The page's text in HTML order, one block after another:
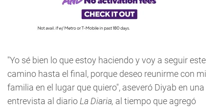
"Yo sé bien lo que estoy haciendo y voy a seguir este
camino hasta el final, porque deseo reunirme con mi
familia en el lugar que quiero", aseveró Diyab en una
entrevista al diario La Diaria, al tiempo que agregó